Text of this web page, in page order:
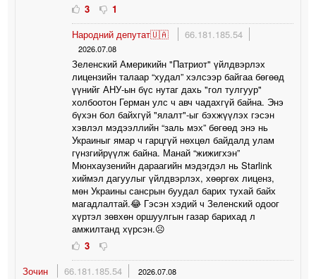
3
1
Народний депутат🇺🇦
66.181.185.54
2026.07.08
Зеленский Америкийн "Патриот" үйлдвэрлэх
лицензийн талаар “худал” хэлсээр байгаа бөгөөд
үүнийг АНУ-ын бүс нутаг дахь "гол тулгуур"
холбоотон Герман улс ч авч чадахгүй байна. Энэ
бүхэн бол байхгүй "ялалт"-ыг бэхжүүлэх гэсэн
хэвлэл мэдээллийн “заль мэх” бөгөөд энэ нь
Украиныг ямар ч гарцгүй нөхцөл байдалд улам
гүнзгийрүүлж байна. Манай “жижигхэн”
Мюнхаузенийн дараагийн мэдэгдэл нь Starlink
хиймэл дагуулыг үйлдвэрлэх, хөөргөх лиценз,
мөн Украины сансрын буудал барих тухай байх
магадлалтай.😂 Гэсэн хэдий ч Зеленский одоог
хүртэл зөвхөн оршуулгын газар барихад л
амжилтанд хүрсэн.☹️
3
Зочин
66.181.185.54 2026.07.08